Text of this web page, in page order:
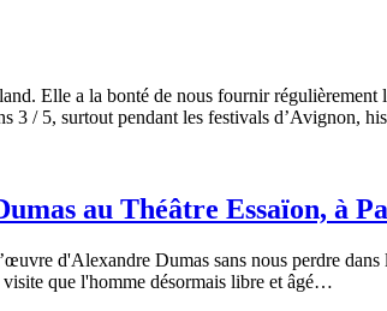
Elle a la bonté de nous fournir régulièrement
3 / 5, surtout pendant les festivals d’Avignon,
au Théâtre Essaïon, à
d'Alexandre Dumas sans nous perdre
que l'homme désormais libre et âgé…